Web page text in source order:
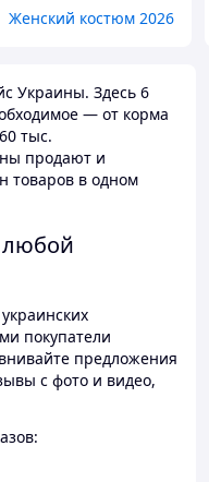
Женский костюм 2026
Украины. Здесь 6
— от корма
тыс.
продают и
товаров в одном
покупатели
предложения
с фото и видео,